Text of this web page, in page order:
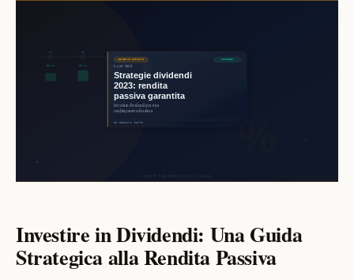
Investire in Dividendi: Una Guida
Strategica alla Rendita Passiva